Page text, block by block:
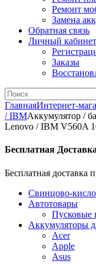
Ремонт
Замена
Обратная связь
Личный кабинет
Заказы
ГлавнаяИнтернет-
/ IBMАккумулятор /
Lenovo / IBM V560A
Бесплатная
Бесплатная доставка
Cвинцово-
Автотовары
Пусковые
Аккумуляторы
Acer
Apple
Asus